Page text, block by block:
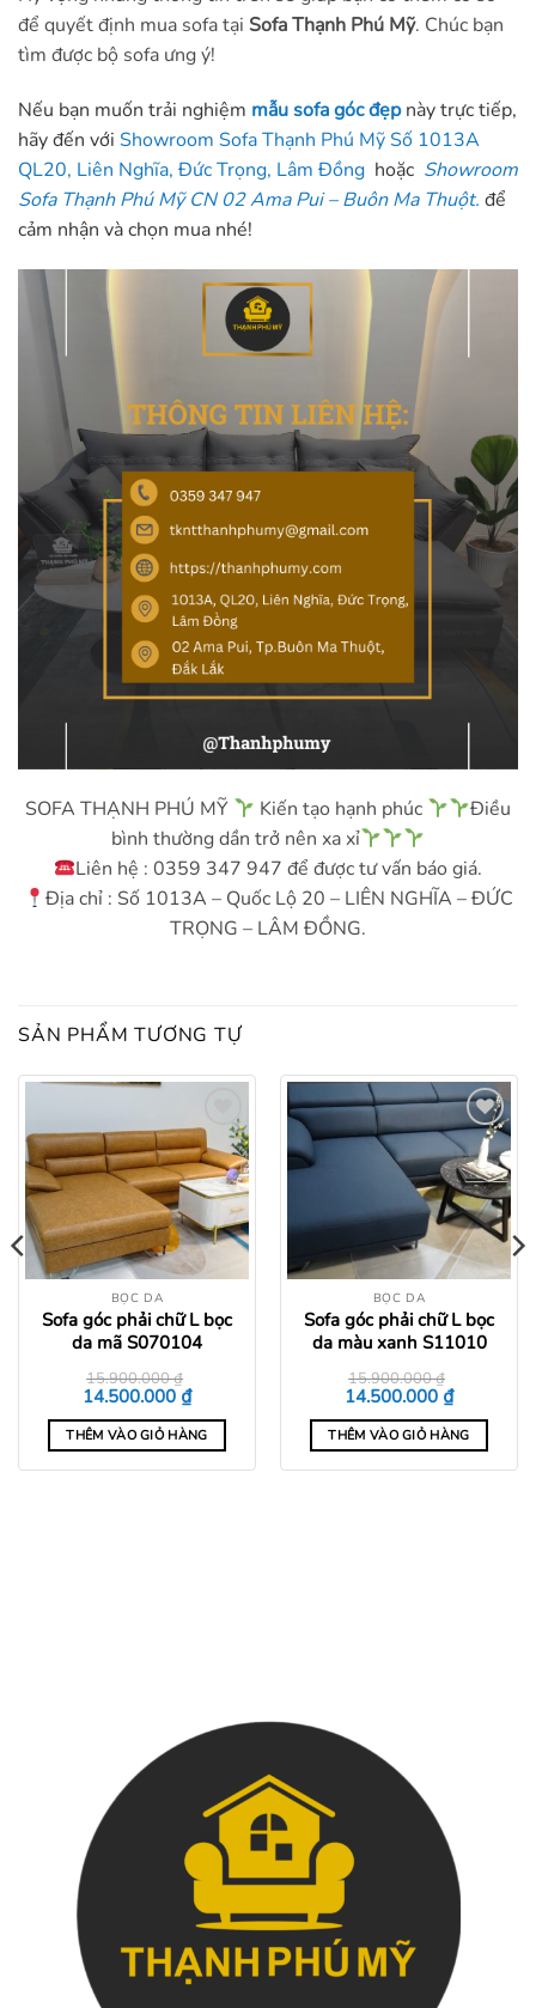
để quyết định mua sofa tại Sofa Thạnh Phú Mỹ. Chúc bạn
tìm được bộ sofa ưng ý!
Nếu bạn muốn trải nghiệm mẫu sofa góc đẹpnày trực tiếp,
hãy đến với Showroom Sofa Thạnh Phú Mỹ Số 1013A
QL20, Liên Nghĩa, Đức Trọng, Lâm Đồng hoặc Showroom
Sofa Thạnh Phú Mỹ CN 02 Ama Pui – Buôn Ma Thuột. để
cảm nhận và chọn mua nhé!
SOFA THẠNH PHÚ MỸ Kiến tạo hạnh phúc
Điều
bình thường dần trở nên xa xỉ
Liên hệ : 0359 347 947 để được tư vấn báo giá.
Địa chỉ : Số 1013A – Quốc Lộ 20 – LIÊN NGHĨA – ĐỨC
TRỌNG – LÂM ĐỒNG.
SẢN PHẨM TƯƠNG TỰ
Add to
wishlist
BỌC DA
Sofa góc phải chữ L bọc
da mã S070104
15.900.000₫
Giá
gốc
là:
15.900.000 ₫.
14.500.000 ₫Giá
hiện
tại
là:
14.500.000 ₫.
THÊM VÀO GIỎ HÀNG
Add to
wishlist
BỌC DA
Sofa góc phải chữ L bọc
da màu xanh S11010
15.900.000₫
Giá
gốc
là:
15.900.000 ₫.
14.500.000 ₫Giá
hiện
tại
là:
THÊM VÀO GIỎ HÀNG